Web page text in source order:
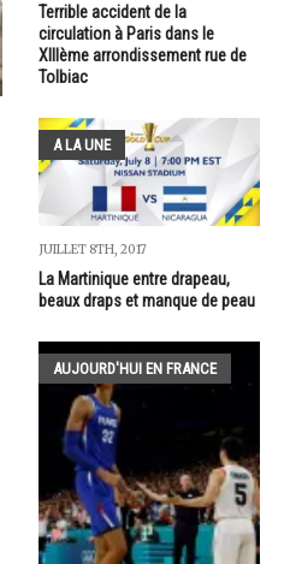
Terrible accident de la
circulation à Paris dans le
XIIIème arrondissement rue de
Tolbiac
A LA UNE
JUILLET 8TH, 2017
La Martinique entre drapeau,
beaux draps et manque de peau
AUJOURD'HUI EN FRANCE